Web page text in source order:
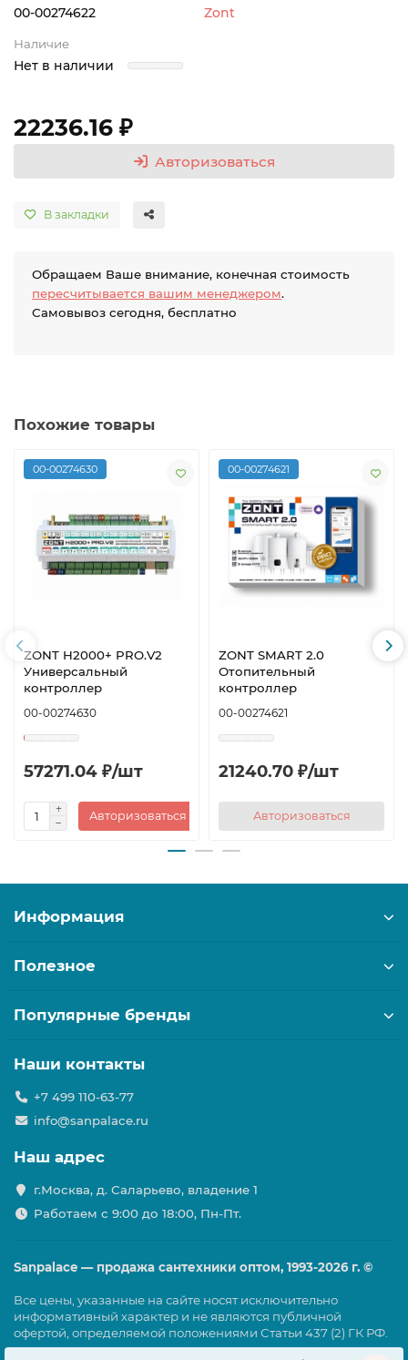
00-00274622 Zont
Наличие
Нет в наличии
22236.16 ₽
Авторизоваться
В закладки
Обращаем Ваше внимание, конечная стоимость
пересчитывается вашим менеджером.
Самовывоз сегодня, бесплатно
Похожие товары
00-00274630
ZONT H2000+ PRO.V2
Универсальный
контроллер
00-00274630
57271.04 ₽/шт
Авторизоваться
00-00274621
ZONT SMART 2.0
Отопительный
контроллер
00-00274621
21240.70 ₽/шт
Авторизоваться
Информация
Полезное
Популярные бренды
Наши контакты
+7 499 110-63-77
info@sanpalace.ru
Наш адрес
г.Москва, д. Саларьево, владение 1
Работаем с 9:00 до 18:00, Пн-Пт.
Sanpalace — продажа сантехники оптом, 1993-2026 г. ©
Все цены, указанные на сайте носят исключительно
информативный характер и не являются публичной
офертой, определяемой положениями Статьи 437 (2) ГК РФ.